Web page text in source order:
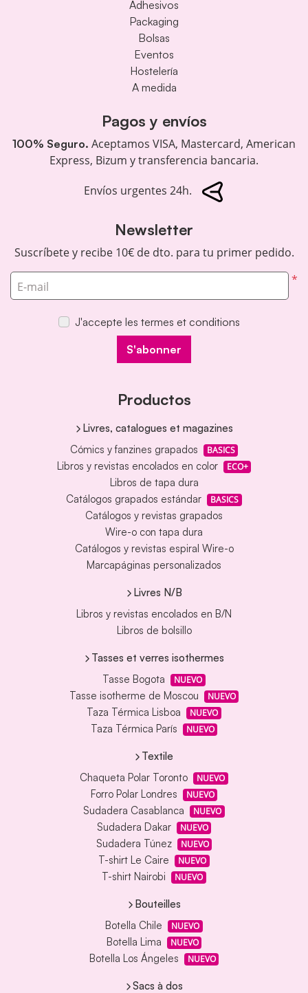
Adhesivos
Packaging
Bolsas
Eventos
Hostelería
A medida
Pagos y envíos
100% Seguro. Aceptamos VISA, Mastercard, American
Express, Bizum y transferencia bancaria.
Envíos urgentes 24h.
Newsletter
Suscríbete y recibe 10€ de dto. para tu primer pedido.
*
E-mail
J'accepte les termes et conditions
S'abonner
Productos
Livres, catalogues et magazines
Cómics y fanzines grapados
BASICS
Libros y revistas encolados en color ECO+
Libros de tapa dura
Catálogos grapados estándar
BASICS
Catálogos y revistas grapados
Wire-o con tapa dura
Catálogos y revistas espiral Wire-o
Marcapáginas personalizados
Livres N/B
Libros y revistas encolados en B/N
Libros de bolsillo
Tasses et verres isothermes
Tasse Bogota
NUEVO
Tasse isotherme de Moscou NUEVO
Taza Térmica Lisboa NUEVO
Taza Térmica París NUEVO
Textile
Chaqueta Polar Toronto
NUEVO
Forro Polar Londres NUEVO
Sudadera Casablanca NUEVO
Sudadera Dakar NUEVO
Sudadera Túnez NUEVO
T-shirt Le Caire NUEVO
T-shirt Nairobi NUEVO
Bouteilles
Botella Chile
NUEVO
Botella Lima NUEVO
Botella Los Ángeles NUEVO
Sacs à dos